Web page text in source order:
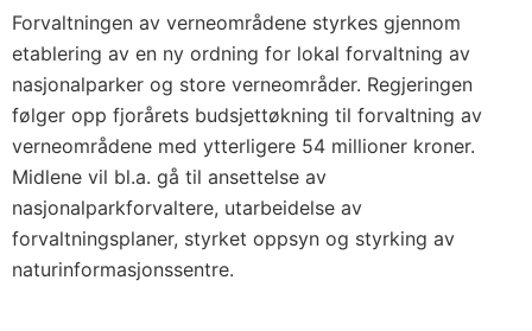
Forvaltningen av verneområdene styrkes gjennom
etablering av en ny ordning for lokal forvaltning av
nasjonalparker og store verneområder. Regjeringen
følger opp fjorårets budsjettøkning til forvaltning av
verneområdene med ytterligere 54 millioner kroner.
Midlene vil bl.a. gå til ansettelse av
nasjonalparkforvaltere, utarbeidelse av
forvaltningsplaner, styrket oppsyn og styrking av
naturinformasjonssentre.